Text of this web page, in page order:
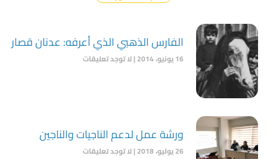
الفارس الذهبي الذي أعرفه: عدنان قصار
16 يونيو، 2014 لا توجد تعليقات
ورشة عمل لدعم الناجيات والناجين
26 يوليو، 2018 لا توجد تعليقات